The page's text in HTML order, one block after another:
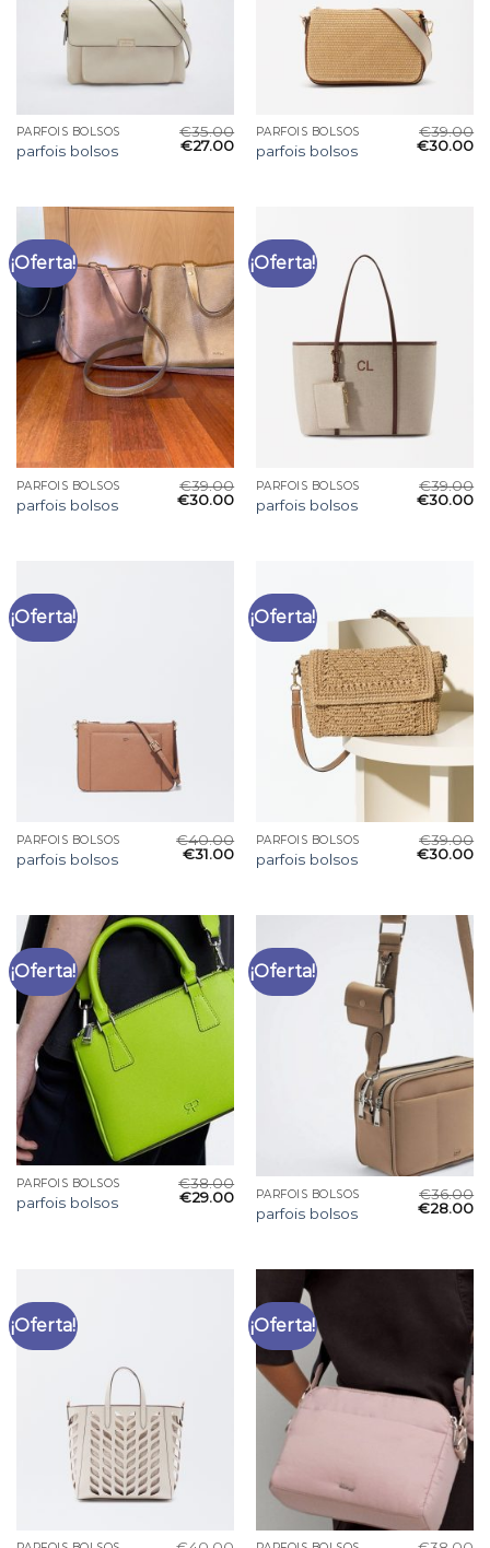
PARFOIS BOLSOS
parfois bolsos
€35.00
€27.00
PARFOIS BOLSOS
parfois bolsos
€39.00
€30.00
¡Oferta!
PARFOIS BOLSOS
parfois bolsos
€39.00
€30.00
¡Oferta!
PARFOIS BOLSOS
parfois bolsos
€39.00
€30.00
¡Oferta!
PARFOIS BOLSOS
parfois bolsos
€40.00
€31.00
¡Oferta!
PARFOIS BOLSOS
parfois bolsos
€39.00
€30.00
¡Oferta!
PARFOIS BOLSOS
parfois bolsos
€38.00
€29.00
¡Oferta!
PARFOIS BOLSOS
parfois bolsos
€36.00
€28.00
¡Oferta! ¡Oferta!